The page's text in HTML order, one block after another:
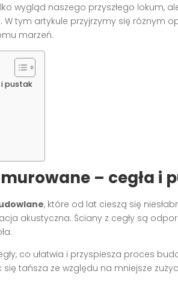
wygląd naszego przyszłego lokum,
tym artykule przyjrzymy się różnym
marzeń.
i pustak
– cegła i
, które od lat cieszą się
akustyczna. Ściany z cegły są
co ułatwia i przyspiesza proces
tańsza ze względu na mniejsze